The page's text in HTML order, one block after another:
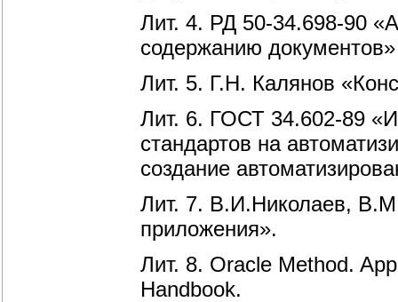
Лит. 4. РД 50-34.698-90
содержанию документов»
Лит. 5. Г.Н. Калянов
Лит. 6. ГОСТ 34.602-89
стандартов на
создание
Лит. 7. В.И.Николаев,
приложения».
Лит. 8. Oracle Method.
Handbook.